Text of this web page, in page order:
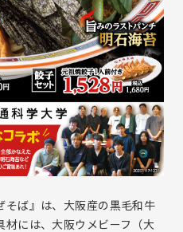
そば』は、大阪産の黒毛和牛
には、大阪ウメビーフ（大